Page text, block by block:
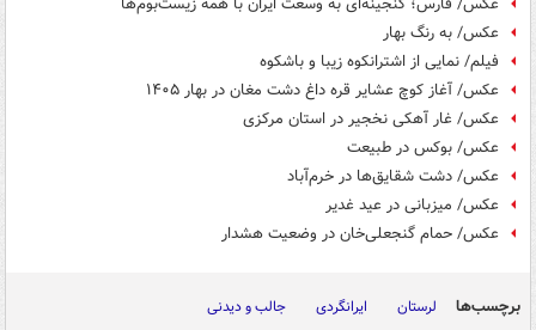
عکس/ فارس؛ گنجینه‌ای به وسعت ایران با همه زیست‌بوم‌ها
عکس/ به رنگ بهار
فیلم/ نمایی از اشترانکوه زیبا و باشکوه
عکس/ آغاز کوچ عشایر قره داغ دشت مغان در بهار ۱۴۰۵
عکس/ غار آهکی نخجیر در استان مرکزی
عکس/ بوکس در طبیعت
عکس/ دشت شقایق‌ها در خرم‌آباد
عکس/ میزبانی در عید غدیر
عکس/ حمام گنجعلی‌خان در وضعیت هشدار
برچسب‌ها لرستان ایرانگردی جالب و دیدنی